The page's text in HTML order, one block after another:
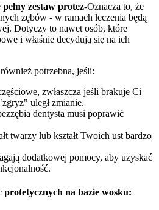
pełny zestaw protez-Oznacza to, że
zębów - w ramach leczenia będą
Dotyczy to nawet osób, które
i właśnie decydują się na ich
potrzebna, jeśli:
zwłaszcza jeśli brakuje Ci
uległ zmianie.
dentysta musi poprawić
twarzy lub kształt Twoich ust bardzo
dodatkowej pomocy, aby uzyskać
na bazie wosku: